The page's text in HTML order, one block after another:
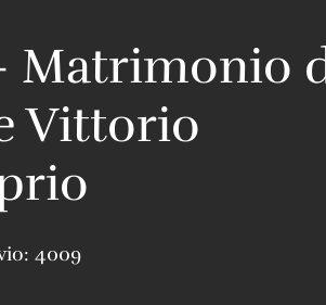
Matrimonio
Vittorio
4009